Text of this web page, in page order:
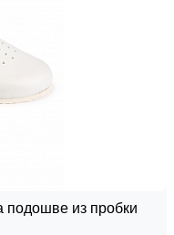
из пробки